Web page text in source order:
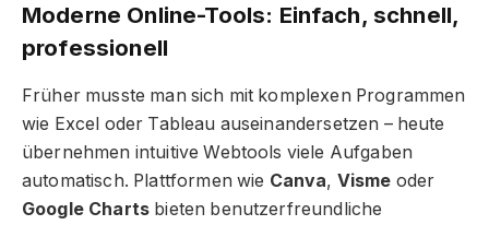
Moderne Online-Tools: Einfach, schnell,
professionell
Früher musste man sich mit komplexen Programmen
wie Excel oder Tableau auseinandersetzen – heute
übernehmen intuitive Webtools viele Aufgaben
automatisch. Plattformen wie Canva, Visme oder
Google Charts bieten benutzerfreundliche